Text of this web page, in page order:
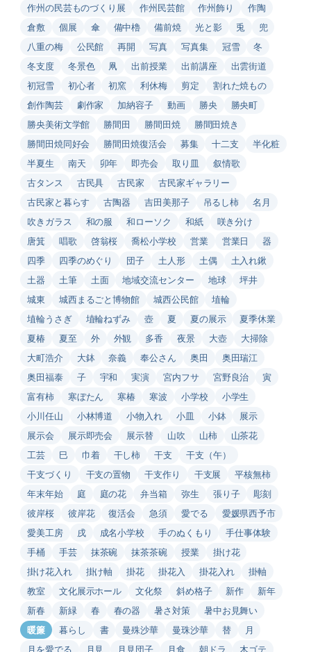
作州の民芸ものづくり展
作州民芸館 作州飾り
作陶
倉敷
個展 傘 備中櫓 備前焼 光と影 兎
兜
八重の梅
公民館 再開 写真 写真集 冠雪
冬
冬支度
冬景色 凧 出前授業 出前講座
出雲街道
初冠雪
初心者 初窯 利休梅 剪定
割れた焼もの
創作陶芸
劇作家 加納容子 動画 勝央
勝央町
勝央美術文学館
勝間田 勝間田焼
勝間田焼き
勝間田焼同好会
勝間田焼復活会 募集 十二支
半化粧
半夏生
南天 卯年 即売会 取り皿
叙情歌
古タンス
古民具 古民家
古民家ギャラリー
古民家と暮らす
古陶器 吉田美那子 吊るし柿
名月
吹きガラス
和の服 和ローソク 和紙
咲き分け
唐箕
唱歌 啓翁桜 喬松小学校 営業 営業日
器
四季
四季のめぐり 団子 土人形 土偶
土入れ鍬
土器
土筆 土面 地域交流センター 地球
坪井
城東
城西まるごと博物館 城西公民館
埴輪
埴輪うさぎ
埴輪ねずみ 壺 夏 夏の展示
夏季休業
夏椿
夏至 外 外観 多香 夜景 大壺
大掃除
大町浩介
大鉢 奈義 奉公さん 奥田
奥田瑞江
奥田福泰
子 宇和 実演 宮内フサ 宮野良治
寅
富有柿
寒ぼたん 寒椿 寒波 小学校
小学生
小川任山
小林博道 小物入れ 小皿 小鉢
展示
展示会
展示即売会 展示替 山吹 山柿
山茶花
工芸
巳 巾着 干し柿 干支
干支（午）
干支づくり
干支の置物 干支作り 干支展
平核無柿
年末年始
庭 庭の花 弁当箱 弥生 張り子
彫刻
彼岸桜
彼岸花 復活会 急須 愛でる
愛媛県西予市
愛美工房
戌 成名小学校 手のぬくもり
手仕事体験
手桶
手芸 抹茶碗 抹茶茶碗 授業
掛け花
掛け花入れ
掛け軸 掛花 掛花入 掛花入れ
掛軸
教室
文化展示ホール 文化祭 斜め格子 新作
新年
新春
新緑 春 春の器 暑さ対策
暑中お見舞い
暖簾
暮らし 書 曼殊沙華 曼珠沙華 替
月
月を愛でる
月見 月見団子 月食 朝ドラ 木ゴテ